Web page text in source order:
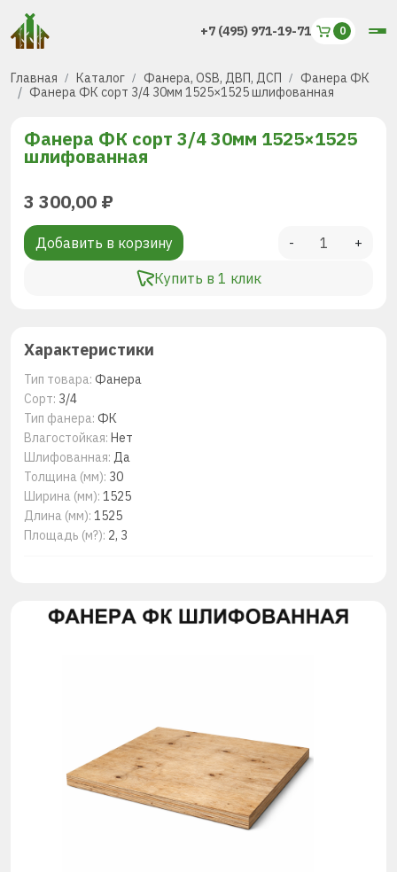
+7 (495) 971-19-71
Главная Каталог Фанера, OSB, ДВП, ДСП
Фанера ФК
Фанера ФК сорт 3/4 30мм 1525×1525 шлифованная
Фанера ФК сорт 3/4 30мм 1525×1525
шлифованная
3 300,00 ₽
Добавить в корзину
Купить в 1 клик
- +
Характеристики
Тип товара: Фанера
Сорт: 3/4
Тип фанера: ФК
Влагостойкая: Нет
Шлифованная: Да
Толщина (мм): 30
Ширина (мм): 1525
Длина (мм): 1525
Площадь (м?): 2, 3